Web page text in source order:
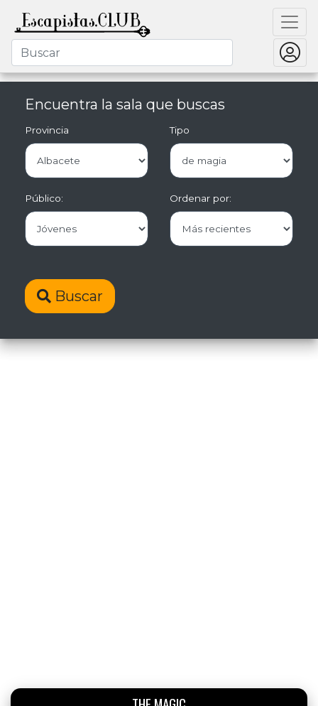
Encuentra la sala que buscas
Provincia Tipo
Público: Ordenar por:
Buscar